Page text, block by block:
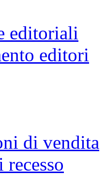
editoriali
editori
di vendita